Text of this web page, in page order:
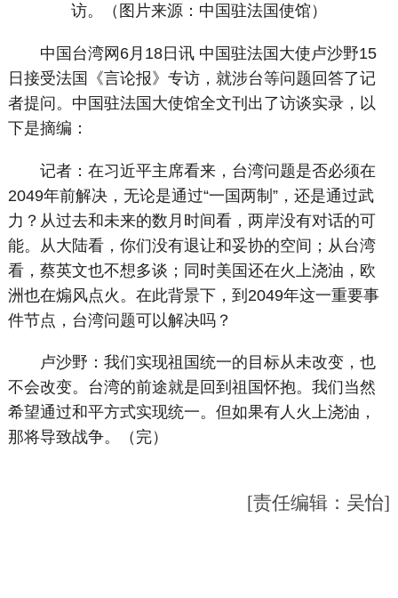
访。（图片来源：中国驻法国使馆）
中国台湾网6月18日讯 中国驻法国大使卢沙野15
日接受法国《言论报》专访，就涉台等问题回答了记
者提问。中国驻法国大使馆全文刊出了访谈实录，以
下是摘编：
记者：在习近平主席看来，台湾问题是否必须在
2049年前解决，无论是通过“一国两制”，还是通过武
力？从过去和未来的数月时间看，两岸没有对话的可
能。从大陆看，你们没有退让和妥协的空间；从台湾
看，蔡英文也不想多谈；同时美国还在火上浇油，欧
洲也在煽风点火。在此背景下，到2049年这一重要事
件节点，台湾问题可以解决吗？
卢沙野：我们实现祖国统一的目标从未改变，也
不会改变。台湾的前途就是回到祖国怀抱。我们当然
希望通过和平方式实现统一。但如果有人火上浇油，
那将导致战争。（完）
[责任编辑：吴怡]